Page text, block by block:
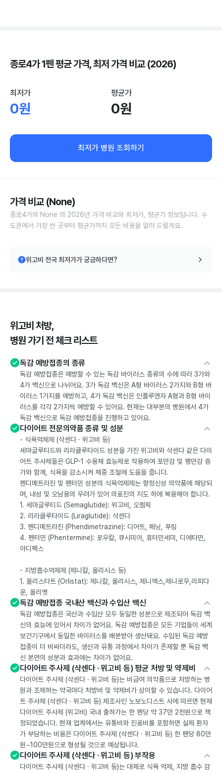
종로4가 1펜 평균 가격, 최저 가격 비교 (2026)
최저가
0원
평균가
0원
최저가 병원 조회하기
가격 비교 (None)
종로4가의 None 의 2026년 가격 비교와 최저가, 평균가 정보입니다. 수
도권에서 가장 싼 곳부터 평균가까지 모든 비용을 알려 드릴게요.
위고비 전국 최저가가 궁금하다면?
위고비 처방,
병원 가기 전 체크 리스트
독감 예방접종의 종류
독감 예방접종은 예방할 수 있는 독감 바이러스 종류의 수에 따라 3가와
4가 백신으로 나뉘어요. 3가 독감 백신은 A형 바이러스 2가지와 B형 바
이러스 1가지를 예방하고, 4가 독감 백신은 인플루엔자 A형과 B형 바이
러스를 각각 2가지씩 예방할 수 있어요. 현재는 대부분의 병원에서 4가
독감 백신으로 독감 예방접종을 진행하고 있어요.
다이어트 전문의약품 종류 및 성분
- 식욕억제제 (삭센다 · 위고비 등)
세마글루티드와 리라클루타이드 성분을 가진 위고비와 삭센다 같은 다이
어트 주사제들은 GLP-1 수용체 효능제로 작용하여 포만감 및 팽만감 증
가와 함께, 식욕을 감소시켜 체중 조절에 도움을 줍니다.
펜디메트라진 및 펜터민 성분의 식욕억제제는 향정신성 의약품에 해당되
며, 내성 및 오남용의 우려가 있어 의료진의 지도 하에 복용해야 합니다.
1. 세마글루티드 (Semaglutide): 위고비, 오젬픽
2. 리라클루타이드 (Liraglutide): 삭센다
3. 펜디메트라진 (Phendimetrazine): 디어트, 페닝, 푸링
4. 펜터민 (Phentermine): 로우칼, 큐시미아, 휴터민세미, 디에타민,
아디펙스
- 지방흡수억제제 (제니칼, 올리시스 등)
1. 올리스타트 (Orlistat): 제니칼, 올리시스, 제니엑스,제니로우,리피다
운, 올리엣
독감 예방접종 국내산 백신과 수입산 백신
독감 예방접종은 국산과 수입산 모두 동일한 성분으로 제조되어 독감 백
신의 효능에 있어서 차이가 없어요. 독감 예방접종은 모든 기업들이 세계
보건기구에서 동일한 바이러스를 배분받아 생산돼요. 수입된 독감 예방
접종이 더 비싸더라도, 생산과 유통 과정에서 차이가 존재할 뿐 독감 백
신 본연의 성분과 효과에는 차이가 없어요.
다이어트 주사제 (삭센다 · 위고비 등) 평균 처방 및 약제비
다이어트 주사제 (삭센다 · 위고비 등)는 비급여 의약품으로 처방하는 병
원과 조제하는 약국마다 처방비 및 약제비가 상이할 수 있습니다. 다이어
트 주사제 (삭센다 · 위고비 등) 제조사인 노보노디스트 사에 따르면 현재
다이어트 주사제 (위고비) 국내 출하가는 한 펜당 약 37만 2천원으로 책
정되었습니다. 현재 업계에서는 유통비와 진료비를 포함하면 실제 환자
가 부담하는 비용은 다이어트 주사제 (삭센다 · 위고비 등) 한 펜당 80만
원~100만원으로 형성될 것으로 예상됩니다.
다이어트 주사제 (삭센다 · 위고비 등) 부작용
다이어트 주사제 (삭센다 · 위고비 등)는 대체로 식욕 억제, 지방 흡수 감